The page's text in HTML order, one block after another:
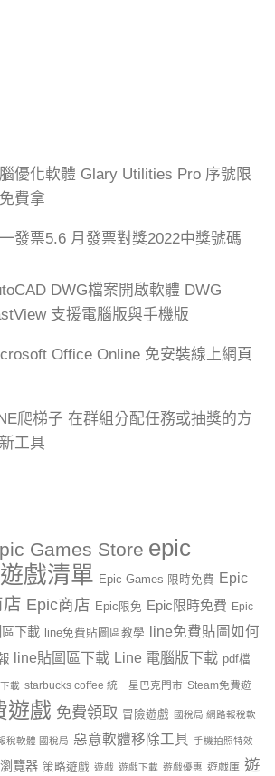
優化軟體 Glary Utilities Pro 序號限
費拿
發票5.6 月發票對獎2022中獎號碼
DWG檔案開啟軟體 DWG
支援電腦版與手機版
Office Online 免安裝線上網頁
爬梯子 在群組分配任務或抽獎的方
工具
Games Store epic
戲清單 Epic Games 限時免費 Epic
Epic商店 Epic限免 Epic限時免費 Epic
下載 line免費貼圖區教學
line免費貼圖如何
line貼圖區下載 Line 電腦版下載 pdf檔
載 starbucks coffee 統一星巴克門市 Steam免費遊
遊戲 免費領取 冒險遊戲 國稅局 網路報稅軟
稅軟體 國稅局 惡意軟體移除工具 手機拍照特效
覽器 策略遊戲 遊戲 遊戲下載 遊戲優惠 遊戲庫 遊